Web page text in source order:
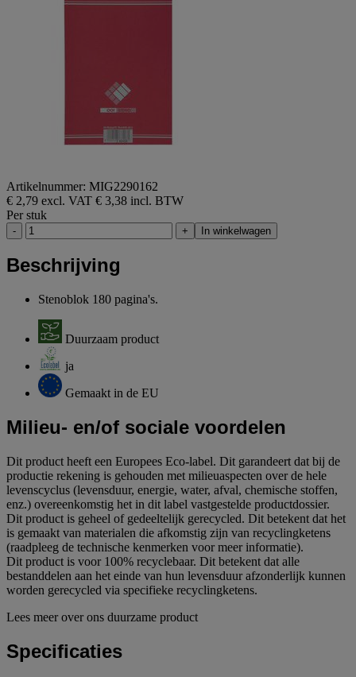
Artikelnummer: MIG2290162
€ 2,79 excl. VAT € 3,38 incl. BTW
Per stuk
- + In winkelwagen
Beschrijving
Stenoblok 180 pagina's.
Duurzaam product
ja
Gemaakt in de EU
Milieu- en/of sociale voordelen
Dit product heeft een Europees Eco-label. Dit garandeert dat bij de
productie rekening is gehouden met milieuaspecten over de hele
levenscyclus (levensduur, energie, water, afval, chemische stoffen,
enz.) overeenkomstig het in dit label vastgestelde productdossier.
Dit product is geheel of gedeeltelijk gerecycled. Dit betekent dat het
is gemaakt van materialen die afkomstig zijn van recyclingketens
(raadpleeg de technische kenmerken voor meer informatie).
Dit product is voor 100% recyclebaar. Dit betekent dat alle
bestanddelen aan het einde van hun levensduur afzonderlijk kunnen
worden gerecycled via specifieke recyclingketens.
Lees meer over ons duurzame product
Specificaties